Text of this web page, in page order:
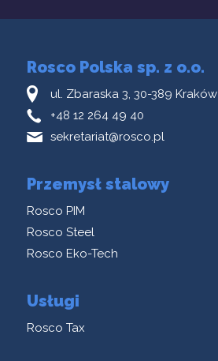
Rosco Polska sp. z o.o.
ul. Zbaraska 3, 30-389 Kraków
+48 12 264 49 40
sekretariat@rosco.pl
Przemysł stalowy
Rosco PIM
Rosco Steel
Rosco Eko-Tech
Usługi
Rosco Tax